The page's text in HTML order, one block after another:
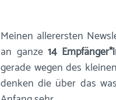
Meinen allerersten
an ganze 14
gerade wegen des
denken die über das